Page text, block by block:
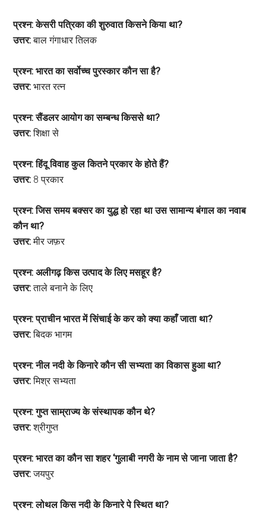
प्रश्न: केसरी पत्रिका की शुरुवात किसने किया था?
उत्तर:बाल गंगाधार तिलक
प्रश्न: भारत का सर्वोच्च पुरस्कार कौन सा है?
उत्तर: भारत रत्न
प्रश्न: सैंडलर आयोग का सम्बन्ध किससे था?
उत्तर:शिक्षा से
प्रश्न: हिंदू विवाह कुल कितने प्रकार के होते हैं?
उत्तर: 8 प्रकार
प्रश्न: जिस समय बक्सर का युद्ध हो रहा था उस सामान्य बंगाल का नवाब
कौन था?
उत्तर:मीर जफ़र
प्रश्न: अलीगढ़ किस उत्पाद के लिए मसहूर है?
उत्तर:ताले बनाने के लिए
प्रश्न: प्राचीन भारत में सिंचाई के कर को क्या कहाँ जाता था?
उत्तर:बिदक भागम
प्रश्न: नील नदी के किनारे कौन सी सभ्यता का विकास हुआ था?
उत्तर:मिश्र सभ्यता
प्रश्न: गुप्त साम्राज्य के संस्थापक कौन थे?
उत्तर:श्रीगुप्त
प्रश्न: भारत का कौन सा शहर ‘गुलाबी नगरी के नाम से जाना जाता है?
उत्तर:जयपुर
प्रश्न: लोथल किस नदी के किनारे पे स्थित था?